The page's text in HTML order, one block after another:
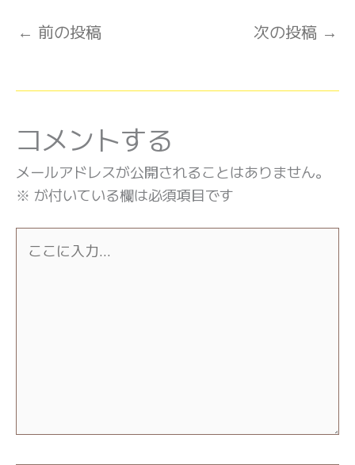
← 前の投稿 次の投稿 →
コメントする
メールアドレスが公開されることはありません。
※ が付いている欄は必須項目です